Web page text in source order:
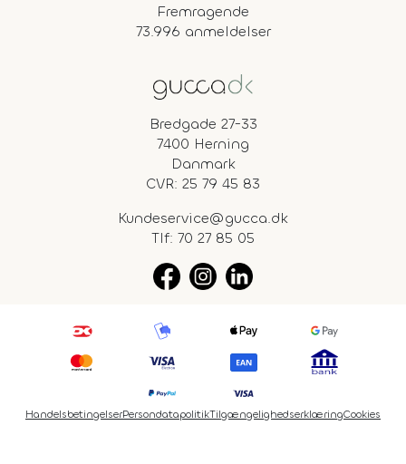
Fremragende
73.996 anmeldelser
Bredgade 27-33
7400 Herning
Danmark
CVR: 25 79 45 83
Kundeservice@gucca.dk
Tlf: 70 27 85 05
HandelsbetingelserPersondatapolitikTilgængelighedserklæringCookies